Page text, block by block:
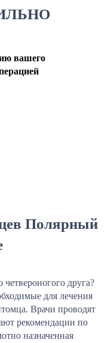
вашего
Полярный
друга?
для лечения
Врачи проводят
рекомендации по
назначенная